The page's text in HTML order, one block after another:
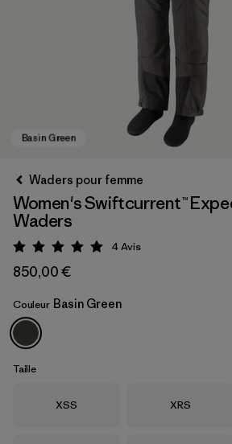
Basin Green
Waders pour femme
Women's Swiftcurrent™
Waders
Évaluation: 5 / 5
4Avis
850,00 €
Couleur Basin Green
Taille
Taille
XSS Taille
XRS